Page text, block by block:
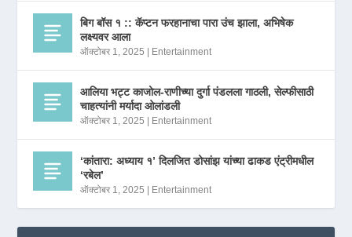
बिग बॉस १ :: कॅप्टन फरहानाचा पारा उंच झाला, अभिषेक
लक्ष्यवर आला
ऑक्टोबर 1, 2025 Entertainment
आलिया भट्ट काजोल-राणीच्या दुर्गा पंडलला गाठली, सेल्फीसाठी
चाहत्यांनी मर्यादा ओलांडली
ऑक्टोबर 1, 2025 Entertainment
‘कांतारा: अध्याय १’ दिलजित डोसांझ यांच्या ढाकड एंट्रीमधील
‘रबेल’
ऑक्टोबर 1, 2025 Entertainment